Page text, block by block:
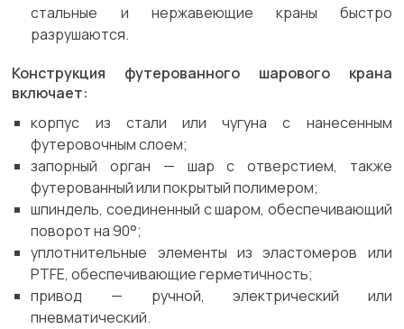
стальные и нержавеющие краны быстро
разрушаются.
Конструкция футерованного шарового крана
включает:
корпус из стали или чугуна с нанесенным
футеровочным слоем;
запорный орган — шар с отверстием, также
футерованный или покрытый полимером;
шпиндель, соединенный с шаром, обеспечивающий
поворот на 90°;
уплотнительные элементы из эластомеров или
PTFE, обеспечивающие герметичность;
привод — ручной, электрический или
пневматический.